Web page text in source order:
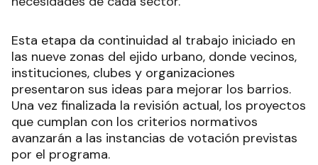
Esta etapa da continuidad al trabajo iniciado en
las nueve zonas del ejido urbano, donde vecinos,
instituciones, clubes y organizaciones
presentaron sus ideas para mejorar los barrios.
Una vez finalizada la revisión actual, los proyectos
que cumplan con los criterios normativos
avanzarán a las instancias de votación previstas
por el programa.